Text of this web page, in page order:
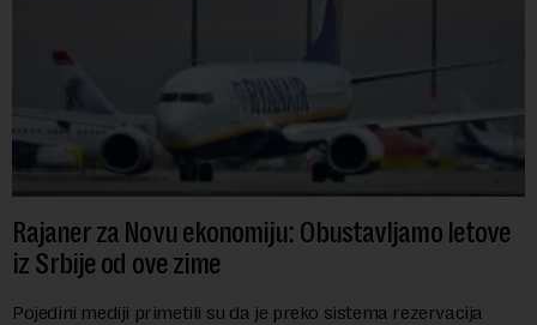
Rajaner za Novu ekonomiju: Obustavljamo letove
iz Srbije od ove zime
Pojedini mediji primetili su da je preko sistema rezervacija